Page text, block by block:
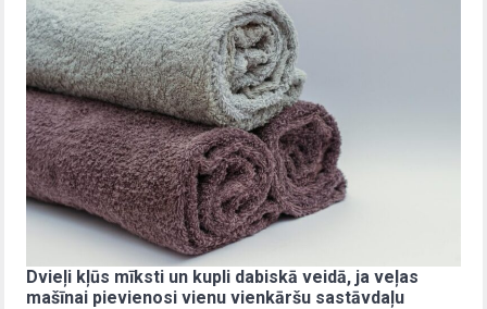
Dvieļi kļūs mīksti un kupli dabiskā veidā, ja veļas
mašīnai pievienosi vienu vienkāršu sastāvdaļu